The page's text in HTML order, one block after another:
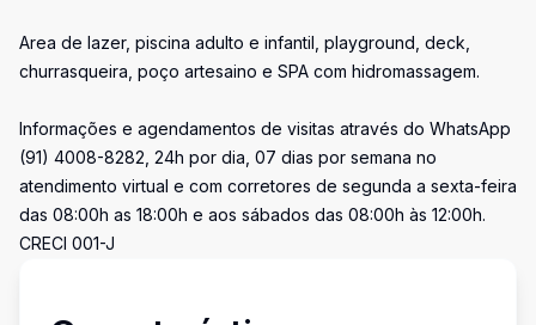
Area de lazer, piscina adulto e infantil, playground, deck,
churrasqueira, poço artesaino e SPA com hidromassagem.
Informações e agendamentos de visitas através do WhatsApp
(91) 4008-8282, 24h por dia, 07 dias por semana no
atendimento virtual e com corretores de segunda a sexta-feira
das 08:00h as 18:00h e aos sábados das 08:00h às 12:00h.
CRECI 001-J